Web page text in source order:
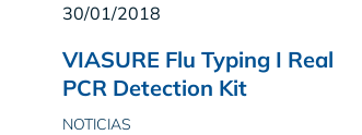
30/01/2018
VIASURE Flu Typing I Real
PCR Detection Kit
NOTICIAS